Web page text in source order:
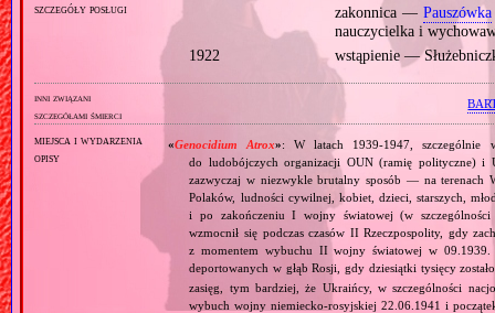
szczegóły posługi zakonnica —Pauszówka
nauczycielka i
1922
wstąpienie —
inni związani
szczegółami śmierci
miejsca i wydarzenia
opisy
«Genocidium Atrox»: W latach 1939‐1947, szczególnie
do ludobójczych organizacji OUN (ramię polityczne) i
zazwyczaj w niezwykle brutalny sposób — na terenach
Polaków, ludności cywilnej, kobiet, dzieci, starszych,
i po zakończeniu I wojny światowej (w szczególności
wzmocnił się podczas czasów II Rzeczpospolity, gdy
z momentem wybuchu II wojny światowej w 09.1939.
deportowanych w głąb Rosji, gdy dziesiątki tysięcy
zasięg, tym bardziej, że Ukraińcy, w szczególności
wybuch wojny niemiecko‐rosyjskiej 22.06.1941 i